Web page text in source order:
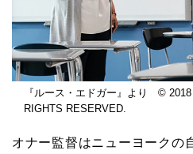
『ルース・エドガー』より © 2018
RIGHTS RESERVED.
オナー監督はニューヨークの